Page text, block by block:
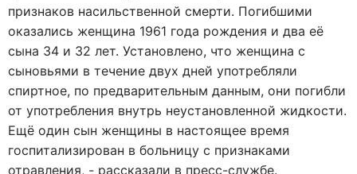
признаков насильственной смерти. Погибшими
оказались женщина 1961 года рождения и два её
сына 34 и 32 лет. Установлено, что женщина с
сыновьями в течение двух дней употребляли
спиртное, по предварительным данным, они погибли
от употребления внутрь неустановленной жидкости.
Ещё один сын женщины в настоящее время
госпитализирован в больницу с признаками
отравления, - рассказали в пресс-службе.